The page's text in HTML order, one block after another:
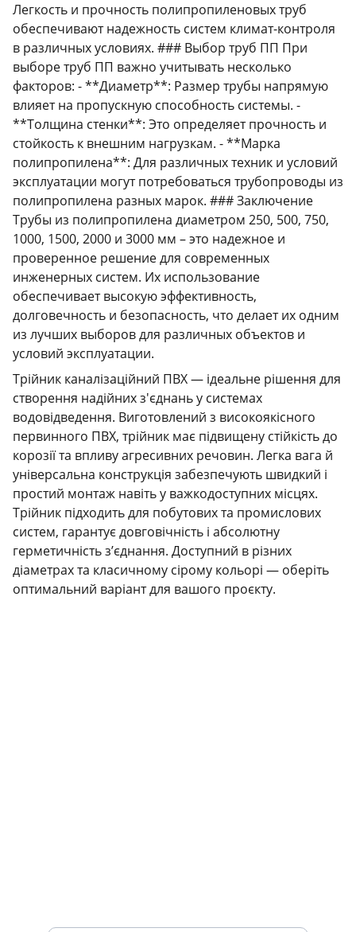
Легкость и прочность полипропиленовых труб
обеспечивают надежность систем климат-контроля
в различных условиях. ### Выбор труб ПП При
выборе труб ПП важно учитывать несколько
факторов: - **Диаметр**: Размер трубы напрямую
влияет на пропускную способность системы. -
**Толщина стенки**: Это определяет прочность и
стойкость к внешним нагрузкам. - **Марка
полипропилена**: Для различных техник и условий
эксплуатации могут потребоваться трубопроводы из
полипропилена разных марок. ### Заключение
Трубы из полипропилена диаметром 250, 500, 750,
1000, 1500, 2000 и 3000 мм – это надежное и
проверенное решение для современных
инженерных систем. Их использование
обеспечивает высокую эффективность,
долговечность и безопасность, что делает их одним
из лучших выборов для различных объектов и
условий эксплуатации.
Трійник каналізаційний ПВХ — ідеальне рішення для
створення надійних з'єднань у системах
водовідведення. Виготовлений з високоякісного
первинного ПВХ, трійник має підвищену стійкість до
корозії та впливу агресивних речовин. Легка вага й
універсальна конструкція забезпечують швидкий і
простий монтаж навіть у важкодоступних місцях.
Трійник підходить для побутових та промислових
систем, гарантує довговічність і абсолютну
герметичність з’єднання. Доступний в різних
діаметрах та класичному сірому кольорі — оберіть
оптимальний варіант для вашого проєкту.